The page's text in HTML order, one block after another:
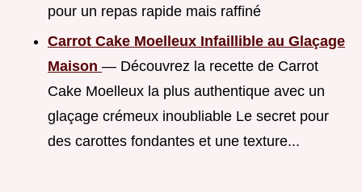
pour un repas rapide mais raffiné
Carrot Cake Moelleux Infaillible au Glaçage
Maison — Découvrez la recette de Carrot
Cake Moelleux la plus authentique avec un
glaçage crémeux inoubliable Le secret pour
des carottes fondantes et une texture...